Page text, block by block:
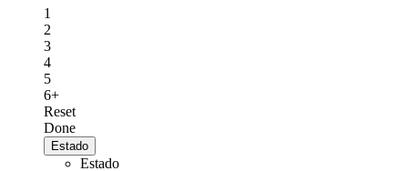
1
2
3
4
5
6+
Reset
Done
Estado
Estado